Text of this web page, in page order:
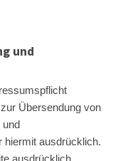
und
Übersendung von
und
hiermit ausdrücklich.
ausdrücklich